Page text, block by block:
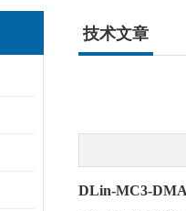
技术文章
DLin-MC3-